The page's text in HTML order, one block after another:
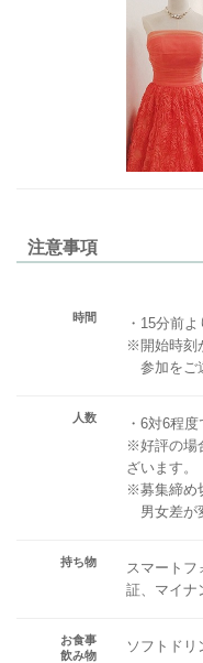
注意事項
時間
・15分前
※開始時刻
参加をご
人数
・6対6程
※好評の場
ざいます。
※募集締め
男女差が
持ち物
スマート
証、マイナ
お食事
飲み物
ソフトドリ